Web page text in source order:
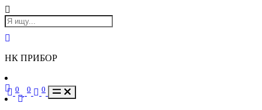
НК ПРИБОР
0 0 0